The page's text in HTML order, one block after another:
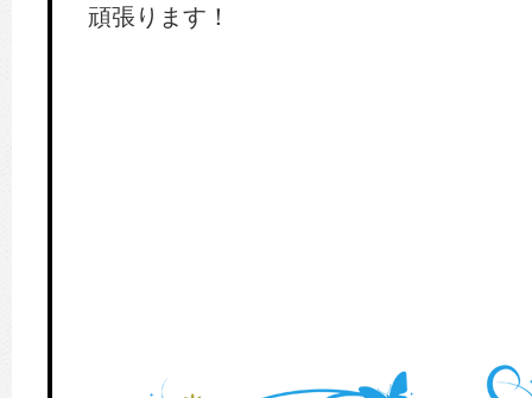
頑張ります！